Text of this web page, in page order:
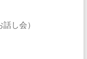
し会）